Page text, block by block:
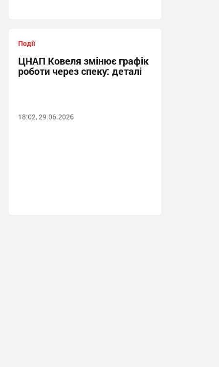
Події
ЦНАП Ковеля змінює графік
роботи через спеку: деталі
18:02, 29.06.2026